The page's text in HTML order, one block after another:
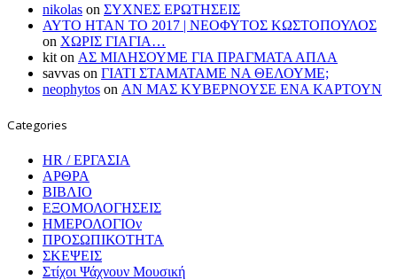
nikolas on ΣΥΧΝΕΣ ΕΡΩΤΗΣΕΙΣ
ΑΥΤΟ ΗΤΑΝ ΤΟ 2017 | ΝΕΟΦΥΤΟΣ ΚΩΣΤΟΠΟΥΛΟΣ
on ΧΩΡΙΣ ΓΙΑΓΙΑ…
kit on ΑΣ ΜΙΛΗΣΟΥΜΕ ΓΙΑ ΠΡΑΓΜΑΤΑ ΑΠΛΑ
savvas on ΓΙΑΤΙ ΣΤΑΜΑΤΑΜΕ ΝΑ ΘΕΛΟΥΜΕ;
neophytos on ΑΝ ΜΑΣ ΚΥΒΕΡΝΟΥΣΕ ΕΝΑ ΚΑΡΤΟΥΝ
Categories
HR / ΕΡΓΑΣΙΑ
ΑΡΘΡΑ
ΒΙΒΛΙΟ
ΕΞΟΜΟΛΟΓΗΣΕΙΣ
ΗΜΕΡΟΛΟΓΙΟν
ΠΡΟΣΩΠΙΚΟΤΗΤΑ
ΣΚΕΨΕΙΣ
Στίχοι Ψάχνουν Μουσική